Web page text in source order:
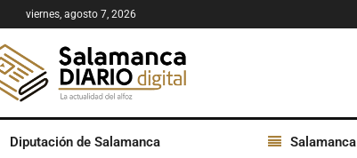
viernes, agosto 7, 2026
Diputación de Salamanca Salamanca